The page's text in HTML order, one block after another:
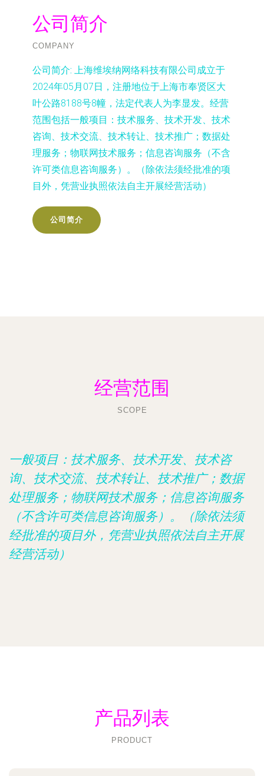
公司简介
COMPANY
公司简介: 上海维埃纳网络科技有限公司成立于
2024年05月07日，注册地位于上海市奉贤区大
叶公路8188号8幢，法定代表人为李显发。经营
范围包括一般项目：技术服务、技术开发、技术
咨询、技术交流、技术转让、技术推广；数据处
理服务；物联网技术服务；信息咨询服务（不含
许可类信息咨询服务）。（除依法须经批准的项
目外，凭营业执照依法自主开展经营活动）
公司简介
经营范围
SCOPE
一般项目：技术服务、技术开发、技术咨
询、技术交流、技术转让、技术推广；数据
处理服务；物联网技术服务；信息咨询服务
（不含许可类信息咨询服务）。（除依法须
经批准的项目外，凭营业执照依法自主开展
经营活动）
产品列表
PRODUCT